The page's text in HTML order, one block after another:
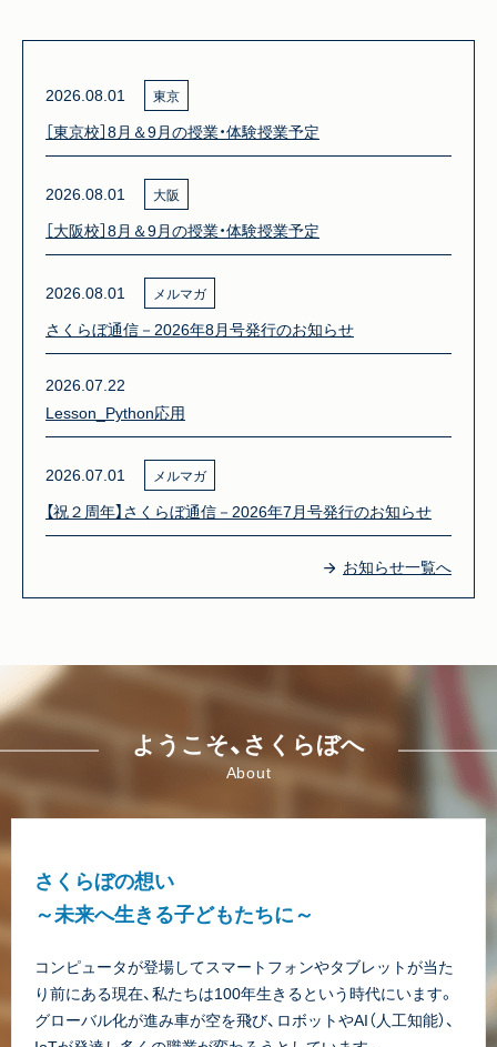
2026.08.01 東京
［東京校］8月＆9月の授業・体験授業予定
2026.08.01 大阪
［大阪校］8月＆9月の授業・体験授業予定
2026.08.01 メルマガ
さくらぼ通信－2026年8月号発行のお知らせ
2026.07.22
Lesson_Python応用
2026.07.01 メルマガ
【祝２周年】さくらぼ通信－2026年7月号発行のお知らせ
お知らせ一覧へ
ようこそ、さくらぼへ
About
さくらぼの想い
～未来へ生きる子どもたちに～
コンピュータが登場してスマートフォンやタブレットが当た
り前にある現在、私たちは100年生きるという時代にいます。
グローバル化が進み車が空を飛び、ロボットやAI（人工知能）、